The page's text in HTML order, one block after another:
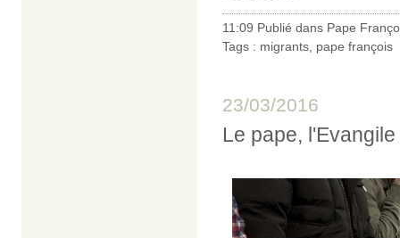
11:09 Publié dans Pape
Tags : migrants pape françois
23/03/2016
Le pape,